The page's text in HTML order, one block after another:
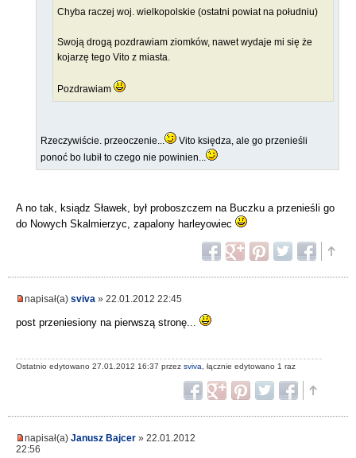
Chyba raczej woj. wielkopolskie (ostatni powiat na południu)
Swoją drogą pozdrawiam ziomków, nawet wydaje mi się że
kojarzę tego Vito z miasta.
Pozdrawiam
Rzeczywiście. przeoczenie...
Vito księdza, ale go przenieśli
ponoć bo lubił to czego nie powinien...
A no tak, ksiądz Sławek, był proboszczem na Buczku a przenieśli go
do Nowych Skalmierzyc, zapalony harleyowiec
napisał(a) sviva » 22.01.2012 22:45
post przeniesiony na pierwszą stronę...
Ostatnio edytowano 27.01.2012 16:37 przez sviva , łącznie edytowano 1 raz
napisał(a) Janusz Bajcer » 22.01.2012
22:56